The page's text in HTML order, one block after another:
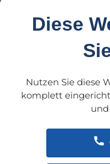
finden
Um das passende
Erfahrung,
Wir bieten
internationaloder
Diese
Nutzen Sie diese
komplett